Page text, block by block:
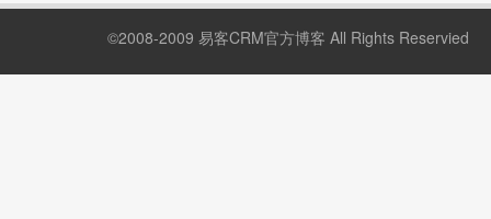
题；4）当点击某个模块的菜单，会自动进入该...
©2008-2009 易客CRM官方博客 All Rights Reservied